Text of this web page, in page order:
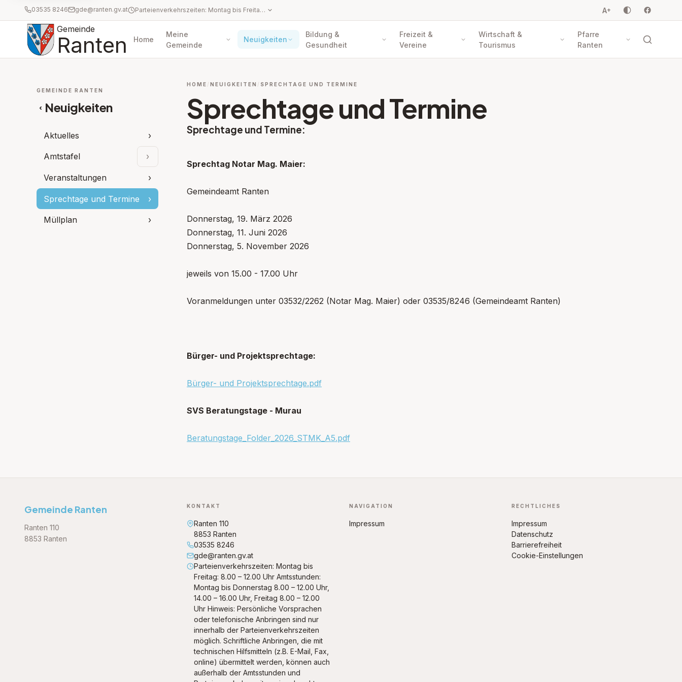
03535 8246 gde@ranten.gv.at Parteienverkehrszeiten: Montag bis Freitag: 8.00 – 12.00 Uhr Amtsstunden: Montag bis Donnerstag 8.00 – 12.00 Uhr, 14.00 – 16.00 Uhr, Freitag 8.00 – 12.00 Uhr Hinweis: Persönliche Vorsprachen oder telefonische Anbringen sind nur innerhalb der Parteienverkehrszeiten möglich. Schriftliche Anbringen, die mit technischen Hilfsmitteln (z.B. E-Mail, Fax, online) übermittelt werden, können auch außerhalb der Amtsstunden und Parteienverkehrszeiten eingebracht werden. Die behördlichen Entscheidungsfristen beginnen in diesem Fall erst mit dem Wiederbeginn der Amtsstunden zu laufen. A+
Gemeinde
Ranten Home
Meine
Gemeinde
Neuigkeiten
Bildung &
Gesundheit
Freizeit &
Vereine
Wirtschaft &
Tourismus
Pfarre
Ranten
GEMEINDE RANTEN
‹ Neuigkeiten
Aktuelles ›
Amtstafel ›
Unterpunkte aufklappen: Amtstafel
Veranstaltungen
›
Sprechtage und Termine ›
Müllplan ›
HOME NEUIGKEITEN SPRECHTAGE UND TERMINE
Sprechtage und Termine
Sprechtage und Termine:
Sprechtag Notar Mag. Maier:
Gemeindeamt Ranten
Donnerstag, 19. März 2026
Donnerstag, 11. Juni 2026
Donnerstag, 5. November 2026
jeweils von 15.00 - 17.00 Uhr
Voranmeldungen unter 03532/2262 (Notar Mag. Maier) oder 03535/8246 (Gemeindeamt Ranten)
Bürger- und Projektsprechtage:
Bürger- und Projektsprechtage.pdf
SVS Beratungstage - Murau
Beratungstage_Folder_2026_STMK_A5.pdf
Gemeinde Ranten
Ranten 110
8853 Ranten
KONTAKT
Ranten 110
8853 Ranten
03535 8246
gde@ranten.gv.at
Parteienverkehrszeiten: Montag bis
Freitag: 8.00 – 12.00 Uhr Amtsstunden:
Montag bis Donnerstag 8.00 – 12.00 Uhr,
14.00 – 16.00 Uhr, Freitag 8.00 – 12.00
Uhr Hinweis: Persönliche Vorsprachen
oder telefonische Anbringen sind nur
innerhalb der Parteienverkehrszeiten
möglich. Schriftliche Anbringen, die mit
technischen Hilfsmitteln (z.B. E-Mail, Fax,
online) übermittelt werden, können auch
außerhalb der Amtsstunden und
NAVIGATION
Impressum
RECHTLICHES
Impressum
Datenschutz
Barrierefreiheit
Cookie-Einstellungen